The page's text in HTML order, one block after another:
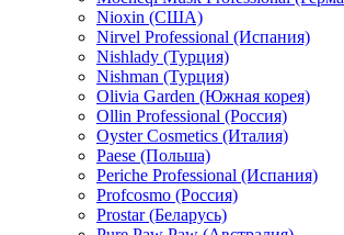
Nioxin (США)
Nirvel Professional (Испания)
Nishlady (Турция)
Nishman (Турция)
Olivia Garden (Южная корея)
Ollin Professional (Россия)
Oyster Cosmetics (Италия)
Paese (Польша)
Periche Professional (Испания)
Profcosmo (Россия)
Prostar (Беларусь)